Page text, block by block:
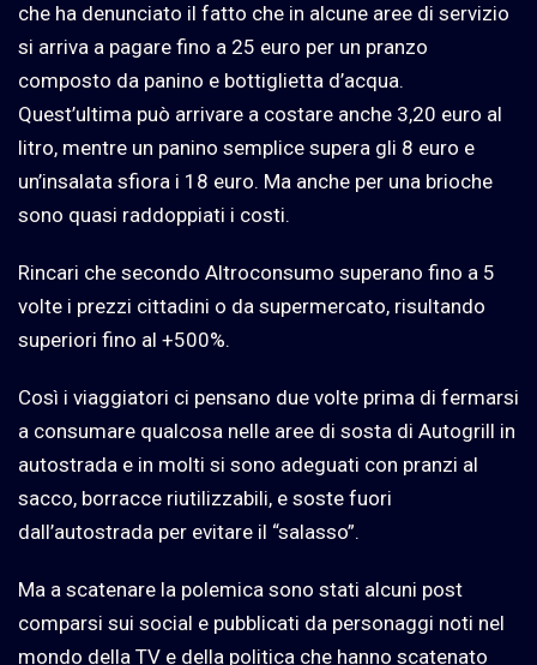
che ha denunciato il fatto che in alcune aree di servizio
si arriva a pagare fino a 25 euro per un pranzo
composto da panino e bottiglietta d’acqua.
Quest’ultima può arrivare a costare anche 3,20 euro al
litro, mentre un panino semplice supera gli 8 euro e
un’insalata sfiora i 18 euro. Ma anche per una brioche
sono quasi raddoppiati i costi.
Rincari che secondo Altroconsumo superano fino a 5
volte i prezzi cittadini o da supermercato, risultando
superiori fino al +500%.
Così i viaggiatori ci pensano due volte prima di fermarsi
a consumare qualcosa nelle aree di sosta di Autogrill in
autostrada e in molti si sono adeguati con pranzi al
sacco, borracce riutilizzabili, e soste fuori
dall’autostrada per evitare il “salasso”.
Ma a scatenare la polemica sono stati alcuni post
comparsi sui social e pubblicati da personaggi noti nel
mondo della TV e della politica che hanno scatenato